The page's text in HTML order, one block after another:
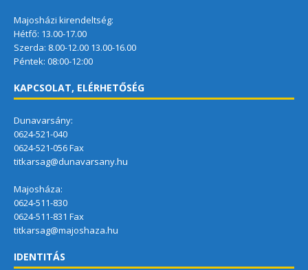
Majosházi kirendeltség:
Hétfő: 13.00-17.00
Szerda: 8.00-12.00 13.00-16.00
Péntek: 08:00-12:00
KAPCSOLAT, ELÉRHETŐSÉG
Dunavarsány:
0624-521-040
0624-521-056 Fax
titkarsag@dunavarsany.hu
Majosháza:
0624-511-830
0624-511-831 Fax
titkarsag@majoshaza.hu
IDENTITÁS